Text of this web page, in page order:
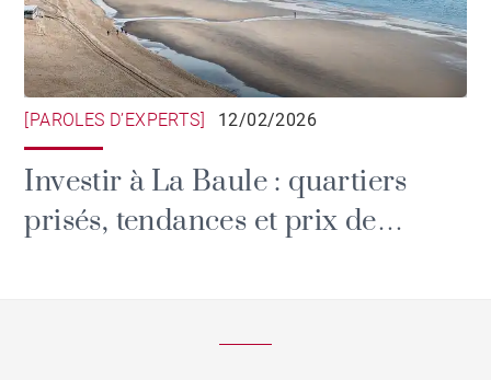
[PAROLES D’EXPERTS] 12/02/2026
Investir à La Baule : quartiers
prisés, tendances et prix de